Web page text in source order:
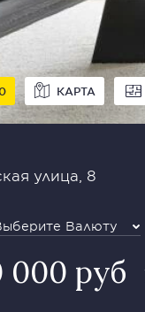
КАРТА
улица, 8
Валюту
000 руб